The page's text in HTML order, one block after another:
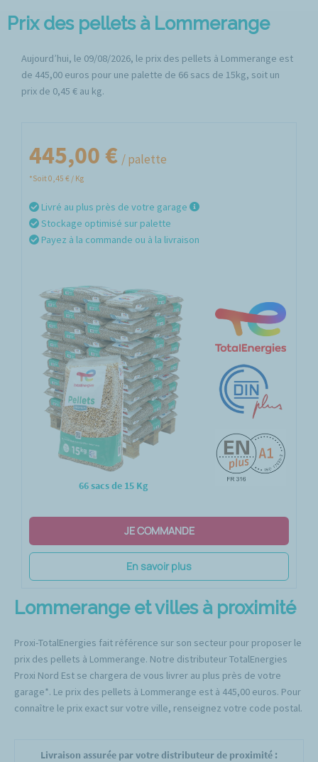
Prix des pellets à Lommerange
Aujourd’hui, le 09/08/2026, le prix des pellets à Lommerange est
de 445,00 euros pour une palette de 66 sacs de 15kg, soit un
prix de 0,45 € au kg.
66 sacs de 15 Kg
445,00 € / palette
*Soit 0,45 € / Kg
Livré au plus près de votre garage
Stockage optimisé sur palette
Payez à la commande ou à la livraison
JE COMMANDE
En savoir plus
Lommerange et villes à proximité
Proxi-TotalEnergies fait référence sur son secteur pour proposer le
prix des pellets à Lommerange. Notre distributeur TotalEnergies
Proxi Nord Est se chargera de vous livrer au plus près de votre
garage*. Le prix des pellets à Lommerange est à 445,00 euros. Pour
connaître le prix exact sur votre ville, renseignez votre code postal.
Livraison assurée par votre distributeur de proximité :